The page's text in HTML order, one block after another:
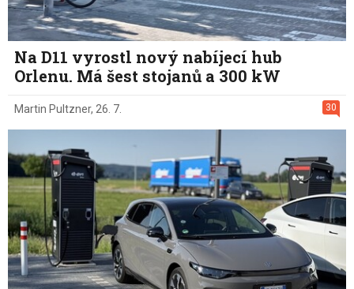
Na D11 vyrostl nový nabíjecí hub
Orlenu. Má šest stojanů a 300 kW
30
Martin Pultzner, 26. 7.